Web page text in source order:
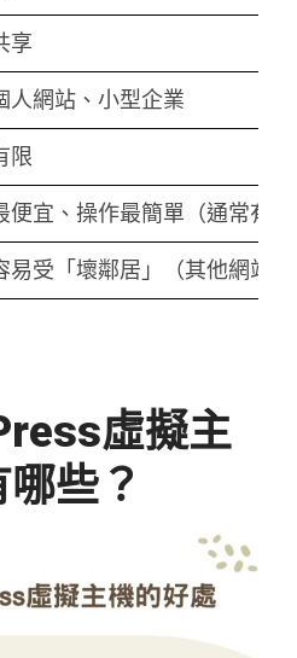
享
人網站、小型企業
限
便宜、操作最簡單（通常有
易受「壞鄰居」（其他網站
虛擬主
些？